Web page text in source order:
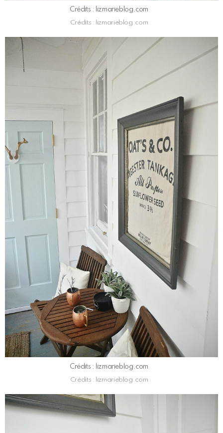
Crédits : lizmarieblog.com
Crédits : lizmarieblog.com
Crédits : lizmarieblog.com
Crédits : lizmarieblog.com